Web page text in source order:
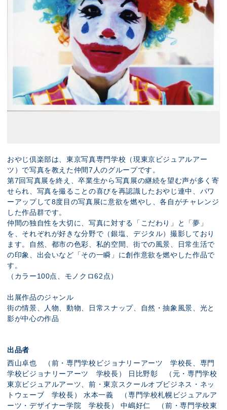
おやじ倶楽部は、東京写真専門学校（現東京ビジュアルアー
ツ）で写真を教えた仲間7人のグループです。
第7回写真展を終え、卒業生から写真展の継続を望む声が多く寄
せられ、写真を撮ることの喜びを再認識したおやじ連中、パワ
ーアップして8度目の写真展に意欲を燃やし、各自がチャレンジ
した作品群です。
仲間の独自性を大切に、写真に対する「こだわり」と「夢」
を、それぞれが好きな分野で（銀塩、デジタル）撮影しており
ます。自然、都市の色彩、私的空間、街での風景、日常生活で
の印象、出会いなど「その一瞬」に創作意欲を燃やした作品で
す。
（カラー100点、モノクロ62点）
出展作品のジャンル
街の情景、人物、動物、日常スナップ、自然・抽象風景、光と
影が中心の作品
出品者
西山卓也 （前・専門学校ビジョナリーアーツ 学校長、専門
学校ビジョナリーアーツ 学校長） 日比野彰 （元・専門学校
東京ビジュアルアーツ、前・東京スクールオブビジネス・ネッ
トウェーブ 学校長） 水本一義 （専門学校札幌ビジュアルア
ーツ・デザイナー学院 学校長） 中嶋好仁 （前・専門学校東